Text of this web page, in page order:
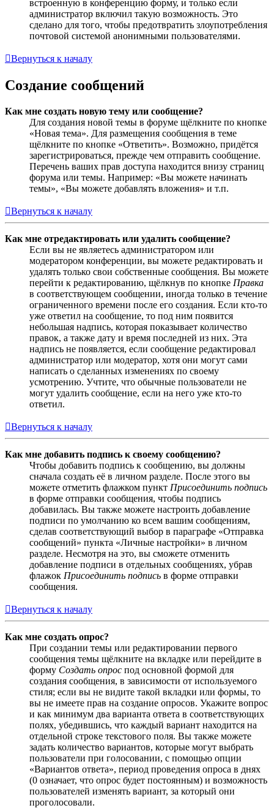
встроенную в конференцию форму, и только если
администратор включил такую возможность. Это
сделано для того, чтобы предотвратить злоупотребления
почтовой системой анонимными пользователями.
Вернуться к началу
Создание сообщений
Как мне создать новую тему или сообщение?
Для создания новой темы в форуме щёлкните по кнопке
«Новая тема». Для размещения сообщения в теме
щёлкните по кнопке «Ответить». Возможно, придётся
зарегистрироваться, прежде чем отправить сообщение.
Перечень ваших прав доступа находится внизу страниц
форума или темы. Например: «Вы можете начинать
темы», «Вы можете добавлять вложения» и т.п.
Вернуться к началу
Как мне отредактировать или удалить сообщение?
Если вы не являетесь администратором или
модератором конференции, вы можете редактировать и
удалять только свои собственные сообщения. Вы можете
перейти к редактированию, щёлкнув по кнопке Правка
в соответствующем сообщении, иногда только в течение
ограниченного времени после его создания. Если кто-то
уже ответил на сообщение, то под ним появится
небольшая надпись, которая показывает количество
правок, а также дату и время последней из них. Эта
надпись не появляется, если сообщение редактировал
администратор или модератор, хотя они могут сами
написать о сделанных изменениях по своему
усмотрению. Учтите, что обычные пользователи не
могут удалить сообщение, если на него уже кто-то
ответил.
Вернуться к началу
Как мне добавить подпись к своему сообщению?
Чтобы добавить подпись к сообщению, вы должны
сначала создать её в личном разделе. После этого вы
можете отметить флажком пункт Присоединить подпись
в форме отправки сообщения, чтобы подпись
добавилась. Вы также можете настроить добавление
подписи по умолчанию ко всем вашим сообщениям,
сделав соответствующий выбор в параграфе «Отправка
сообщений» пункта «Личные настройки» в личном
разделе. Несмотря на это, вы сможете отменить
добавление подписи в отдельных сообщениях, убрав
флажок Присоединить подпись в форме отправки
сообщения.
Вернуться к началу
Как мне создать опрос?
При создании темы или редактировании первого
сообщения темы щёлкните на вкладке или перейдите в
форму Создать опрос под основной формой для
создания сообщения, в зависимости от используемого
стиля; если вы не видите такой вкладки или формы, то
вы не имеете прав на создание опросов. Укажите вопрос
и как минимум два варианта ответа в соответствующих
полях, убедившись, что каждый вариант находится на
отдельной строке текстового поля. Вы также можете
задать количество вариантов, которые могут выбрать
пользователи при голосовании, с помощью опции
«Вариантов ответа», период проведения опроса в днях
(0 означает, что опрос будет постоянным) и возможность
пользователей изменять вариант, за который они
проголосовали.